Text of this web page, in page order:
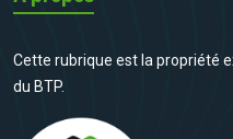
Cette rubrique est la propriété
du BTP.